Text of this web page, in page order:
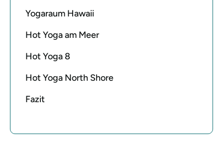
Yogaraum Hawaii
Hot Yoga am Meer
Hot Yoga 8
Hot Yoga North Shore
Fazit